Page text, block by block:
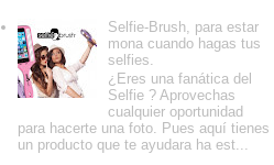
Selfie-Brush, para estar
mona cuando hagas tus
selfies.
¿Eres una fanática del
Selfie ? Aprovechas
cualquier oportunidad
para hacerte una foto. Pues aquí tienes
un producto que te ayudara ha est...